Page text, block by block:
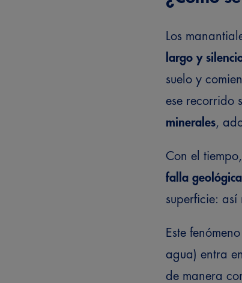
Los
largo y
suelo y
ese recorrido
minerales,
Con el
falla
superficie:
Este
agua) entra
de manera